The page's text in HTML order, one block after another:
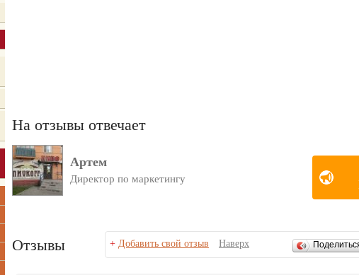
На отзывы отвечает
Артем
Директор по маркетингу
Отзывы + Добавить свой отзыв Наверх